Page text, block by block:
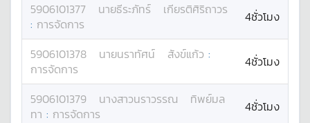
5906101377 นายธีระภัทร์
เกียรติศิริถาวร
: การจัดการ 4ชั่วโมง
5906101378 นายนราทัศน์ สังข์แก้ว :
การจัดการ
4ชั่วโมง
5906101379 นางสาวนราวรรณ
ทิพย์มล
ทา : การจัดการ 4ชั่วโมง